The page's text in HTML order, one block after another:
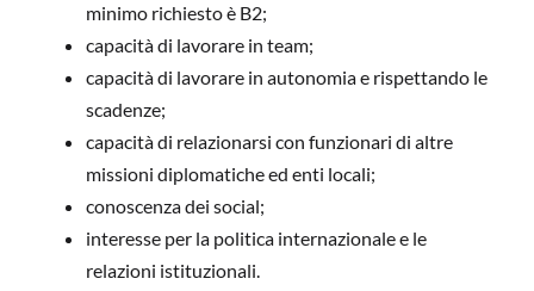
minimo richiesto è B2;
capacità di lavorare in team;
capacità di lavorare in autonomia e rispettando le
scadenze;
capacità di relazionarsi con funzionari di altre
missioni diplomatiche ed enti locali;
conoscenza dei social;
interesse per la politica internazionale e le
relazioni istituzionali.